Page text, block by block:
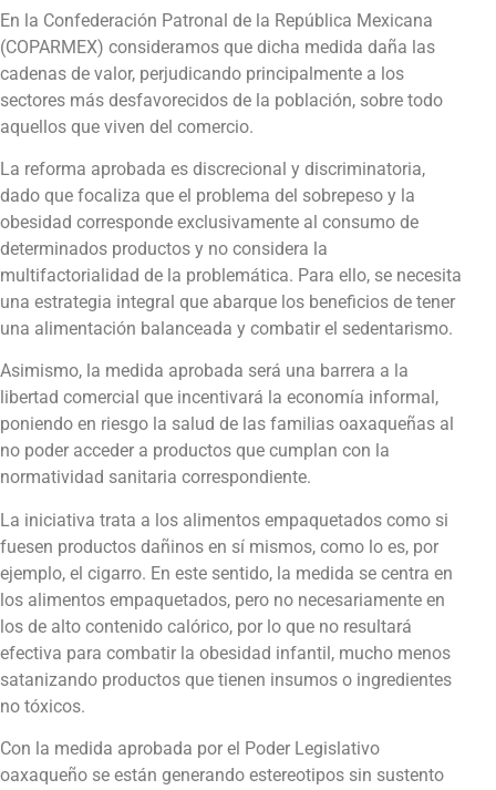
En la Confederación Patronal de la República Mexicana
(COPARMEX) consideramos que dicha medida daña las
cadenas de valor, perjudicando principalmente a los
sectores más desfavorecidos de la población, sobre todo
aquellos que viven del comercio.
La reforma aprobada es discrecional y discriminatoria,
dado que focaliza que el problema del sobrepeso y la
obesidad corresponde exclusivamente al consumo de
determinados productos y no considera la
multifactorialidad de la problemática. Para ello, se necesita
una estrategia integral que abarque los beneficios de tener
una alimentación balanceada y combatir el sedentarismo.
Asimismo, la medida aprobada será una barrera a la
libertad comercial que incentivará la economía informal,
poniendo en riesgo la salud de las familias oaxaqueñas al
no poder acceder a productos que cumplan con la
normatividad sanitaria correspondiente.
La iniciativa trata a los alimentos empaquetados como si
fuesen productos dañinos en sí mismos, como lo es, por
ejemplo, el cigarro. En este sentido, la medida se centra en
los alimentos empaquetados, pero no necesariamente en
los de alto contenido calórico, por lo que no resultará
efectiva para combatir la obesidad infantil, mucho menos
satanizando productos que tienen insumos o ingredientes
no tóxicos.
Con la medida aprobada por el Poder Legislativo
oaxaqueño se están generando estereotipos sin sustento